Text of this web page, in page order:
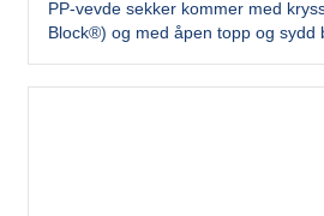
PP-vevde sekker kommer med
Block®) og med åpen topp og sydd